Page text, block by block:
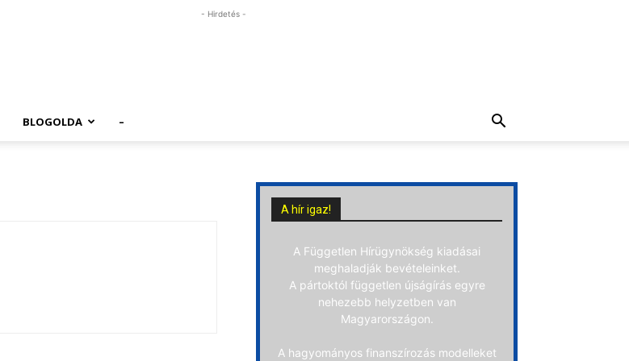
- Hirdetés -
BLOGOLDA –
A hír igaz!
A Független Hírügynökség kiadásai
meghaladják bevételeinket.
A pártoktól független újságírás egyre
nehezebb helyzetben van
Magyarországon.
A hagyományos finanszírozás modelleket